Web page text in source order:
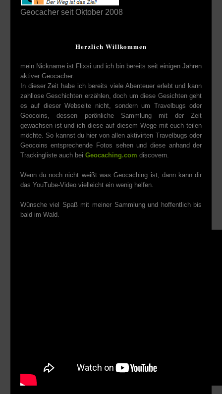
Geocacher seit Oktober 2008
Herzlich Willkommen
mein Nickname ist Flixsi und ich bin bereits seit einigen Jahren
aktiver Geocacher.
In dieser Zeit habe ich bereits viele Abenteuer erlebt und kann
zahllose Geschichten erzählen, doch um diese Gesichten geht
es auf dieser Webseite nicht, sondern um Travelbugs oder
Geocoins, dessen perönliche Sammlung mit der Zeit
gewachsen ist und ich diese auf diesem Wege mit euch teilen
möchte. So kannst du hier von allen aktivirten Travelbugs oder
Geocoins entsprechende Fotos sehen und diese anhand der
Trackingliste auch bei Geocaching.com discovern.
Wenn du noch nicht weißt was Geocaching ist, dann kann dir
das YouTube-Video vielleicht ein wenig helfen.
Wünsche viel Spaß mit meiner Sammlung und hoffentlich bis
bald im Wald.